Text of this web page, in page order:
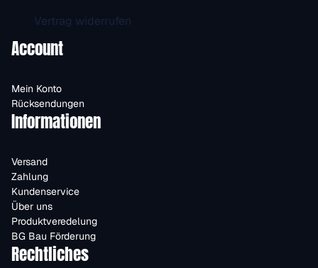
Vertrag widerrufen
Account
Mein Konto
Rücksendungen
Informationen
Versand
Zahlung
Kundenservice
Über uns
Produktveredelung
BG Bau Förderung
Rechtliches